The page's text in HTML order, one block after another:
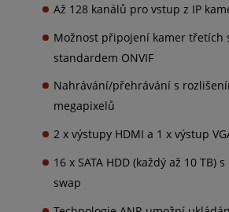
Až 128 kanálů pro vstup z IP
Možnost připojení kamer třetích
standardem ONVIF
Nahrávání/přehrávání s
megapixelů
2 x výstupy HDMI a 1 x výstup
16 x SATA HDD (každý až 10 TB)
swap